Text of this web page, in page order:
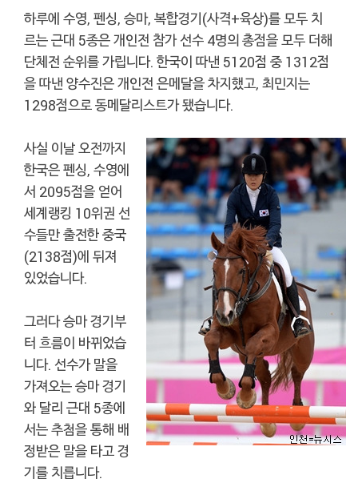
하루에 수영, 펜싱, 승마, 복합경기(사격+육상)를 모두 치
르는 근대 5종은 개인전 참가 선수 4명의 총점을 모두 더해
단체전 순위를 가립니다. 한국이 따낸 5120점 중 1312점
을 따낸 양수진은 개인전 은메달을 차지했고, 최민지는
1298점으로 동메달리스트가 됐습니다.
사실 이날 오전까지
한국은 펜싱, 수영에
서 2095점을 얻어
세계랭킹 10위권 선
수들만 출전한 중국
(2138점)에 뒤져
있었습니다.
그러다 승마 경기부
터 흐름이 바뀌었습
니다. 선수가 말을
가져오는 승마 경기
와 달리 근대 5종에
서는 추첨을 통해 배
정받은 말을 타고 경
기를 치릅니다.